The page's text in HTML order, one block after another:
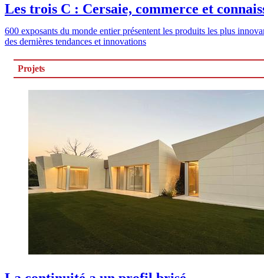
Les trois C : Cersaie, commerce et
600 exposants du monde entier présentent les produits les plus
des dernières tendances et innovations
Projets